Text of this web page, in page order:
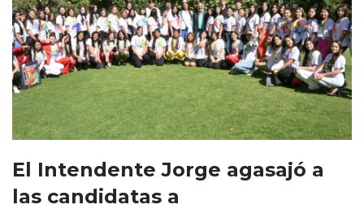
El Intendente Jorge agasajó a
las candidatas a